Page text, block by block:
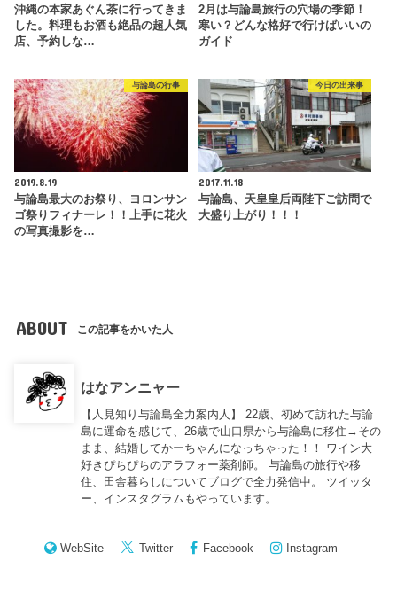
沖縄の本家あぐん茶に行ってきま
した。料理もお酒も絶品の超人気
店、予約しな…
2月は与論島旅行の穴場の季節！
寒い？どんな格好で行けばいいの
ガイド
与論島の行事
2019.8.19
与論島最大のお祭り、ヨロンサン
ゴ祭りフィナーレ！！上手に花火
の写真撮影を…
今日の出来事
2017.11.18
与論島、天皇皇后両陛下ご訪問で
大盛り上がり！！！
ABOUT この記事をかいた人
はなアンニャー
【人見知り与論島全力案内人】 22歳、初めて訪れた与論
島に運命を感じて、26歳で山口県から与論島に移住→その
まま、結婚してかーちゃんになっちゃった！！ ワイン大
好きぴちぴちのアラフォー薬剤師。 与論島の旅行や移
住、田舎暮らしについてブログで全力発信中。 ツイッタ
ー、インスタグラムもやっています。
WebSite Twitter Facebook Instagram